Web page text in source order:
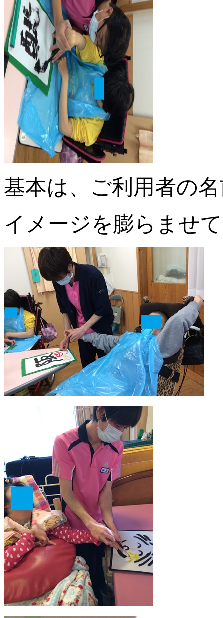
基本は、ご利用者の
イメージを膨らませ